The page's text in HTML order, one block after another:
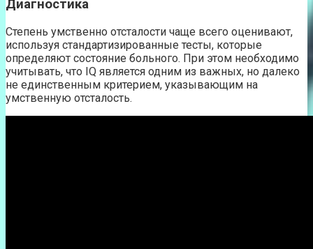
Диагностика
Степень умственно отсталости чаще всего оценивают,
используя стандартизированные тесты, которые
определяют состояние больного. При этом необходимо
учитывать, что IQ является одним из важных, но далеко
не единственным критерием, указывающим на
умственную отсталость.